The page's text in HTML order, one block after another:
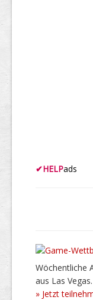
✔HELPads
Wöchentliche
aus Las Vegas.
» Jetzt